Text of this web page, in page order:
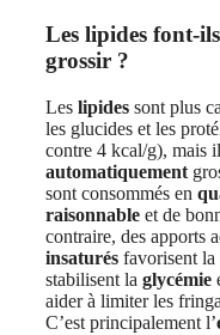
Les lipides
grossir ?
Les lipides sont plus
les glucides et les
contre 4 kcal/g), mais
automatiquement
sont consommés en
raisonnable et de
contraire, des apports
insaturés favorisent la
stabilisent la glycémie
aider à limiter les
C’est principalement l’